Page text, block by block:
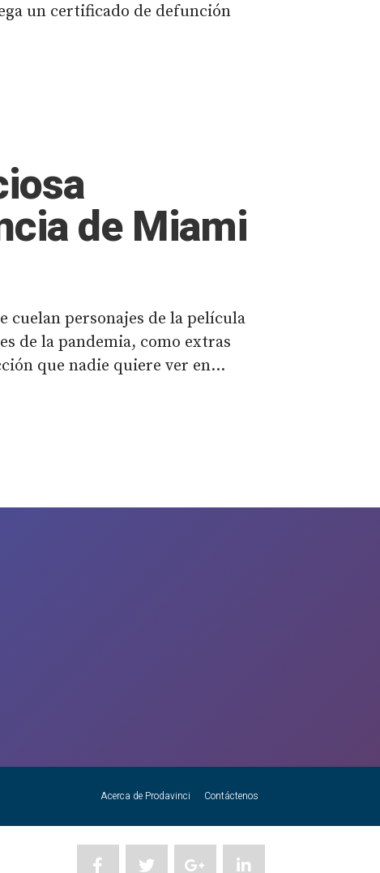
un certificado de defunción
de Miami
cuelan personajes de la película
de la pandemia, como extras
que nadie quiere ver en...
Acerca de Prodavinci Contáctenos